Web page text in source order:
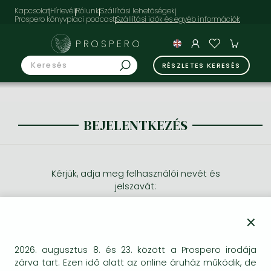
KapcsolatHírlevélRólunkSzállítási lehetőségek
Prospero könyvpiaci podcast
PROSPERO
RÉSZLETES KERESÉS
BEJELENTKEZÉS
Kérjük, adja meg felhasználói nevét és
jelszavát:
×
2026. augusztus 8. és 23. között a Prospero irodája
zárva tart. Ezen idő alatt az online áruház működik, de